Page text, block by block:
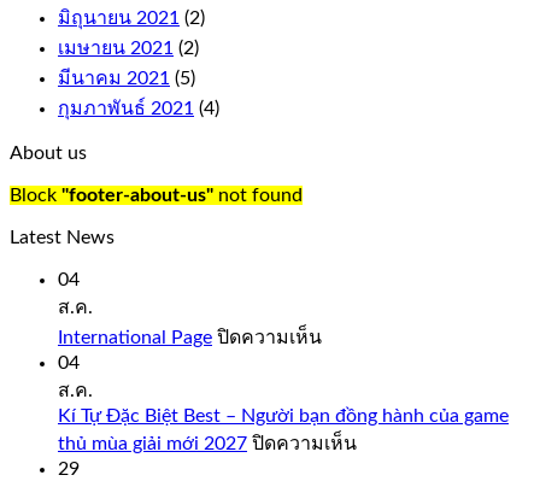
the
reels
to
complete
a
like
you
quality
casino
Bovada.
onlinecasinorealmoneyuk.com
มิถุนายน 2021 (2)
เมษายน 2021 (2)
มีนาคม 2021 (5)
กุมภาพันธ์ 2021 (4)
About us
Block "footer-about-us" not found
Latest News
04
ส.ค.
International Page ปิดความเห็นบน
04
ส.ค.
Kí Tự Đặc Biệt Best – Người bạn đồng hành của game
thủ mùa giải mới 2027 ปิดความเห็นบน
29